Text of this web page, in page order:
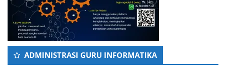
ADMINISTRASI GURU INFORMATIKA